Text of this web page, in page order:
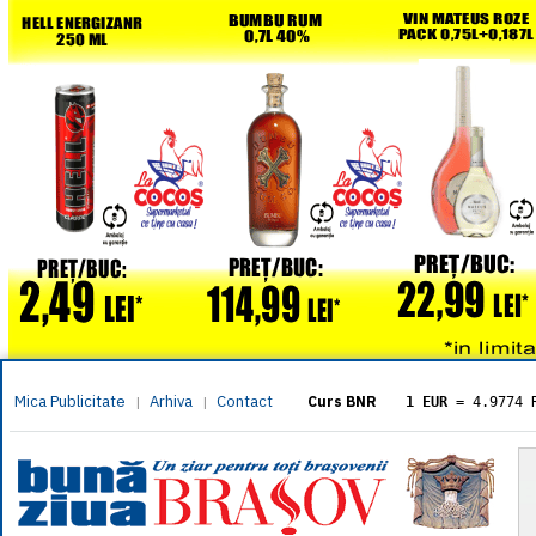
Mica Publicitate | Arhiva | Contact Curs BNR 1 EUR = 4.9774
= 5.8304
1 XAU= 464.4611
1 AED= 1.1933
1 AUD= 2.7957
1 BGN= 2.5449